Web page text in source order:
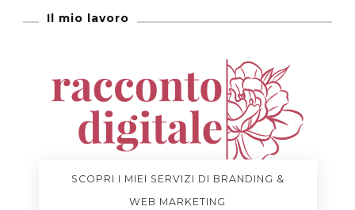
Il mio lavoro
SCOPRI I MIEI SERVIZI DI BRANDING &
WEB MARKETING